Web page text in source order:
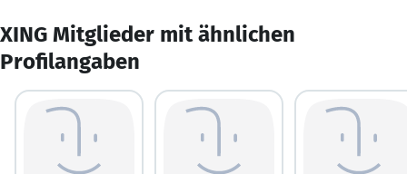
XING Mitglieder mit ähnlichen
Profilangaben